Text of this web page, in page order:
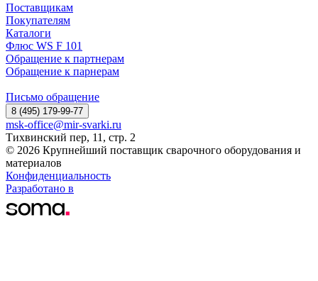
Поставщикам
Покупателям
Каталоги
Флюс WS F 101
Обращение к партнерам
Обращение к парнерам
Письмо обращение
8 (495) 179-99-77
msk-office@mir-svarki.ru
Тихвинский пер, 11, стр. 2
© 2026 Крупнейший поставщик сварочного оборудования и
материалов
Конфиденциальность
Разработано в